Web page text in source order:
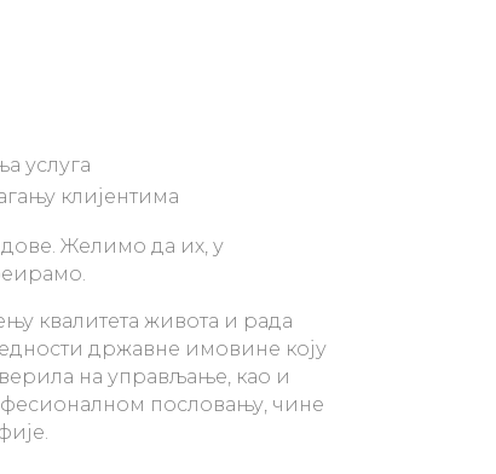
услуга
клијентима
Желимо да их, у
квалитета живота и рада
државне имовине коју
на управљање, као и
пословању, чине